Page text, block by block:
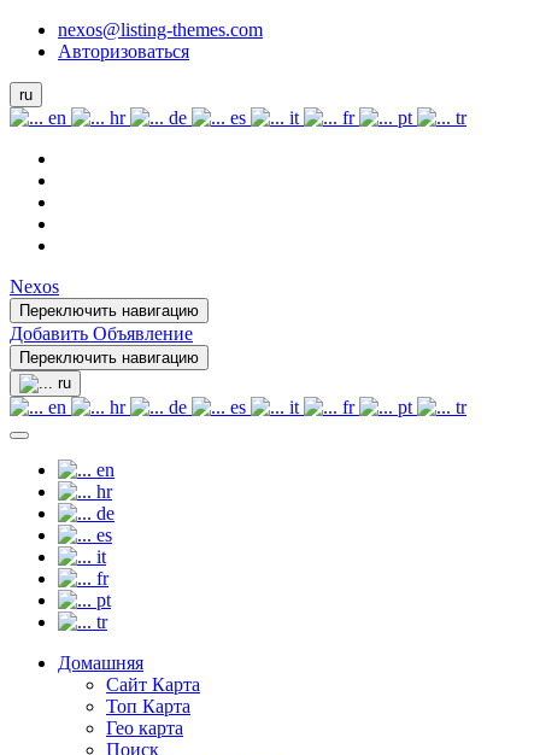
nexos@listing-themes.com
Авторизоваться
ru
en hr de es it fr pt tr
Nexos
Переключить навигацию
Добавить Объявление
Переключить навигацию
ru
en hr de es it fr pt tr
en
hr
de
es
it
fr
pt
tr
Домашняя
Сайт Карта
Топ Карта
Гео карта
Поиск